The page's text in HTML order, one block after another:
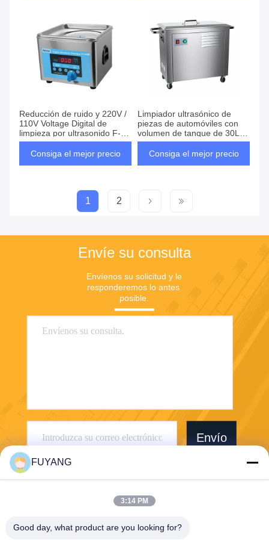
Reducción de ruido y 220V /
110V Voltage Digital de
limpieza por ultrasonido F-
100S para un rendimiento
óptimo de limpieza
Consiga el mejor precio
Limpiador ultrasónico de
piezas de automóviles con
volumen de tanque de 30L
para limpieza por inmersión y
rendimiento
Consiga el mejor precio
1 2
Envíe su consulta
Envíenos su solicitud y le
responderemos lo antes
posible.
Envío
Shenzhen FUYANG Technology Group Co.
FUYANG
3:14 PM
Good day, what product are you looking for?